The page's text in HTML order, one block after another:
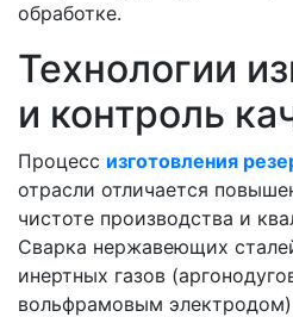
обработке.
Технологии
и контроль
Процесс изготовления
отрасли отличается
чистоте производства и
Сварка нержавеющих
инертных газов
вольфрамовым